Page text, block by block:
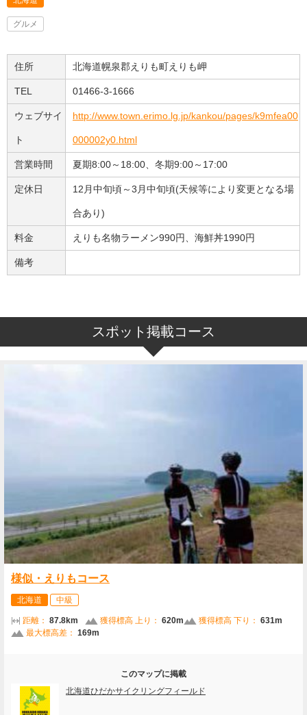
グルメ
住所 北海道幌泉郡えりも町えりも岬
TEL 01466-3-1666
ウェブサイ
ト
http://www.town.erimo.lg.jp/kankou/pages/k9mfea00
000002y0.html
営業時間 夏期8:00～18:00、冬期9:00～17:00
定休日 12月中旬頃～3月中旬頃(天候等により変更となる場
合あり)
料金 えりも名物ラーメン990円、海鮮丼1990円
備考
スポット掲載コース
様似・えりもコース
北海道 中級
距離： 87.8km 獲得標高 上り： 620m 獲得標高 下り： 631m
最大標高差： 169m
このマップに掲載
北海道ひだかサイクリングフィールド